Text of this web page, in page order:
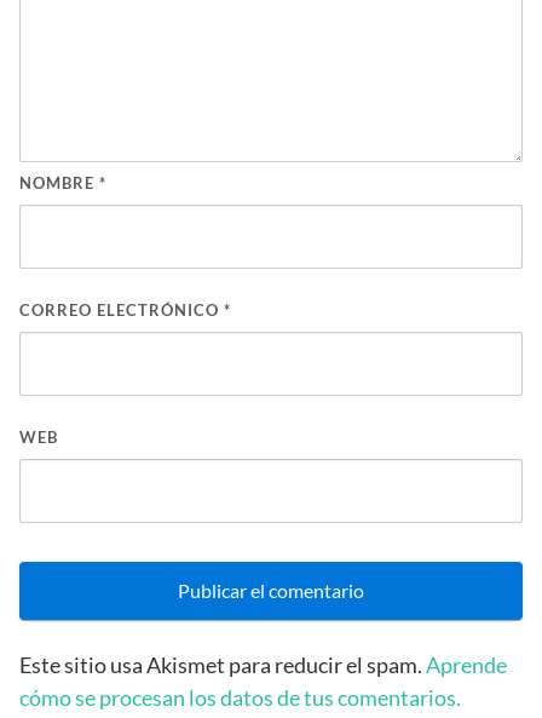
NOMBRE *
CORREO ELECTRÓNICO *
WEB
Este sitio usa Akismet para reducir el spam.Aprende
cómo se procesan los datos de tus comentarios.